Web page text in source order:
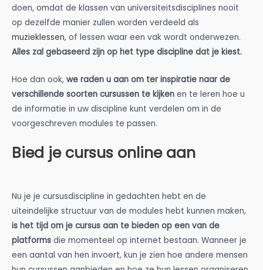
doen, omdat de klassen van universiteitsdisciplines nooit
op dezelfde manier zullen worden verdeeld als
muzieklessen, of lessen waar een vak wordt onderwezen.
Alles zal gebaseerd zijn op het type discipline dat je kiest.
Hoe dan ook, we raden u aan om ter inspiratie naar de
verschillende soorten cursussen te kijken en te leren hoe u
de informatie in uw discipline kunt verdelen om in de
voorgeschreven modules te passen.
Bied je cursus online aan
Nu je je cursusdiscipline in gedachten hebt en de
uiteindelijke structuur van de modules hebt kunnen maken,
is het tijd om je cursus aan te bieden op een van de
platforms die momenteel op internet bestaan. Wanneer je
een aantal van hen invoert, kun je zien hoe andere mensen